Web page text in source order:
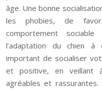
âge. Une bonne
les phobies, de
comportement
l’adaptation du chien
important de socialiser
et positive, en veillant
agréables et